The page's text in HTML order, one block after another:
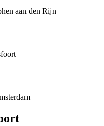
aan den Rijn